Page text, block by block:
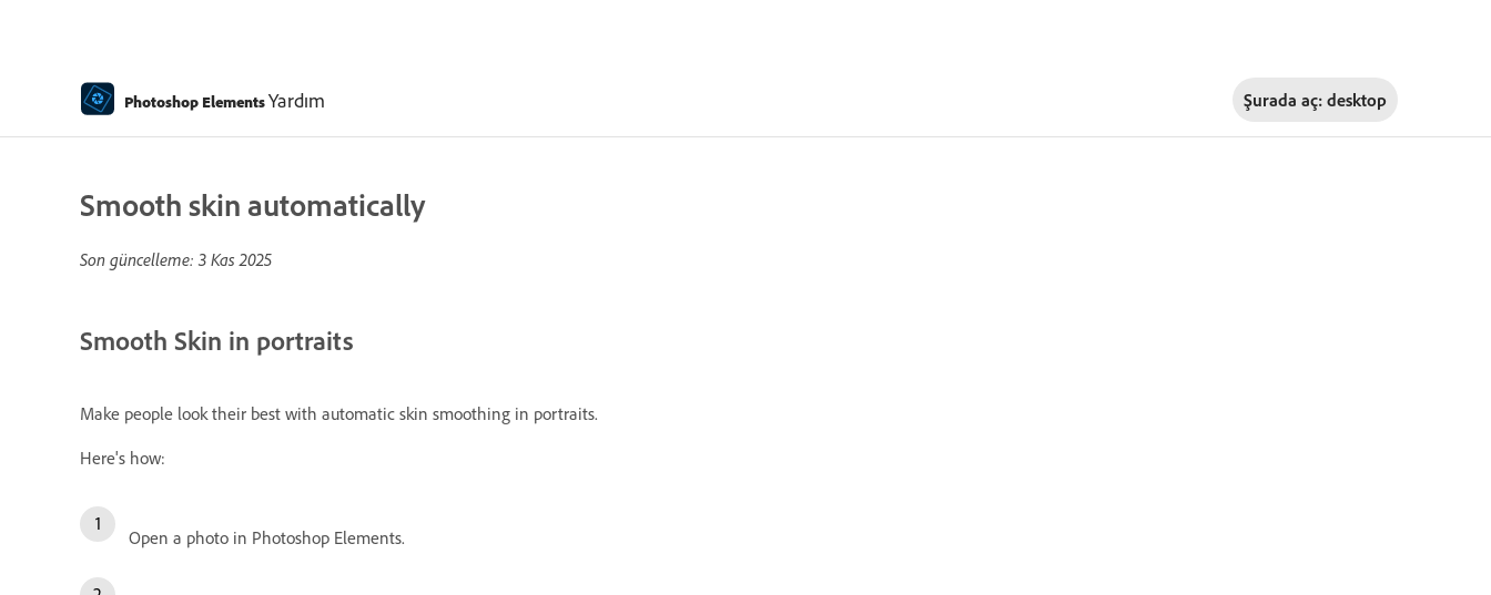
Photoshop ElementsYardım Şurada aç: desktop
Smooth skin automatically
Son güncelleme: 3 Kas 2025
Smooth Skin in portraits
Make people look their best with automatic skin smoothing in portraits.
Here's how:
Open a photo in Photoshop Elements.